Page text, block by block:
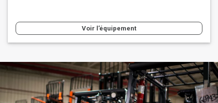
Voir l’équipement